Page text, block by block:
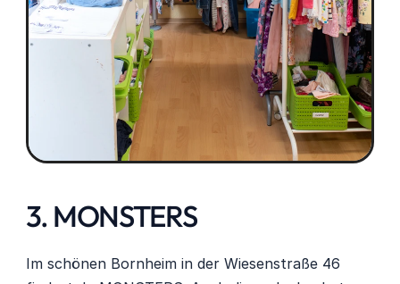
3. MONSTERS
Im schönen Bornheim in der Wiesenstraße 46